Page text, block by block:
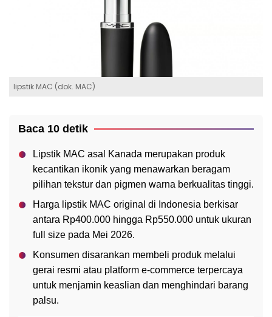
lipstik MAC (dok. MAC)
Baca 10 detik
Lipstik MAC asal Kanada merupakan produk
kecantikan ikonik yang menawarkan beragam
pilihan tekstur dan pigmen warna berkualitas tinggi.
Harga lipstik MAC original di Indonesia berkisar
antara Rp400.000 hingga Rp550.000 untuk ukuran
full size pada Mei 2026.
Konsumen disarankan membeli produk melalui
gerai resmi atau platform e-commerce terpercaya
untuk menjamin keaslian dan menghindari barang
palsu.